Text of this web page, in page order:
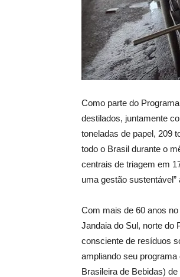
Como parte do
destilados, juntamente
toneladas de papel, 209
todo o Brasil durante o
centrais de triagem em
uma gestão
Com mais de 60 anos
Jandaia do Sul, norte do
consciente de resíduos
ampliando seu
Brasileira de Bebidas)